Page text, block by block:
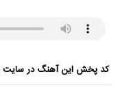
کد پخش این آهنگ در سایت